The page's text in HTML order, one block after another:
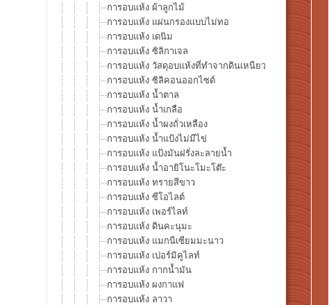
การอบแห้ง ผ้าลูกไม้
การอบแห้ง แผ่นกรองแบบไม่ทอ
การอบแห้ง เดนิม
การอบแห้ง ซิลิกาเจล
การอบแห้ง วัสดุอบแห้งที่ทำจากดินเหนียว
การอบแห้ง ซิลิคอนออกไซด์
การอบแห้ง น้ำตาล
การอบแห้ง น้ำเกลือ
การอบแห้ง น้ำผงถั่วเหลือง
การอบแห้ง น้ำแป้งไม่มีไข่
การอบแห้ง แป้งมันฝรั่งละลายน้ำ
การอบแห้ง น้ำอายิโนะโมะโต๊ะ
การอบแห้ง ทรายสีขาว
การอบแห้ง ซีโอไลต์
การอบแห้ง เพอร์ไลท์
การอบแห้ง ดินคะนุมะ
การอบแห้ง แมกนีเซียมมะนาว
การอบแห้ง เปอร์มิคูไลท์
การอบแห้ง กากน้ำมัน
การอบแห้ง ผงกาแฟ
การอบแห้ง ลาวา